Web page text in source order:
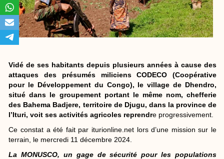
Vidé de ses habitants depuis plusieurs années à cause des
attaques des présumés miliciens CODECO (Coopérative
pour le Développement du Congo), le village de Dhendro,
situé dans le groupement portant le même nom, chefferie
des Bahema Badjere, territoire de Djugu, dans la province de
l’Ituri, voit ses activités agricoles reprendre progressivement.
Ce constat a été fait par iturionline.net lors d’une mission sur le
terrain, le mercredi 11 décembre 2024.
La MONUSCO, un gage de sécurité pour les populations